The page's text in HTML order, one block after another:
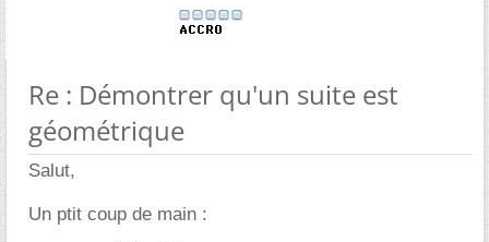
Re : Démontrer qu'un suite est
géométrique
Salut,
Un ptit coup de main :